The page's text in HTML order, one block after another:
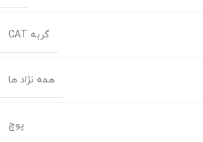
گربه CAT
همه نژاد ها
پوچ